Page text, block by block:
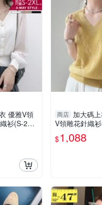
優雅V領
衫(S-2X
商店 加大碼
V領雕花針織
$1,088